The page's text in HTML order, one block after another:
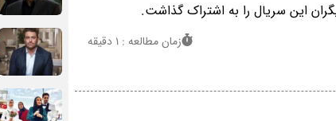
این سریال را به اشتراک گذاشت.
زمان مطالعه : 1 دقیقه